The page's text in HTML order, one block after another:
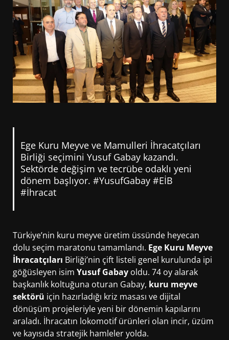
Ege Kuru Meyve ve Mamulleri İhracatçıları
Birliği seçimini Yusuf Gabay kazandı.
Sektörde değişim ve tecrübe odaklı yeni
dönem başlıyor. #YusufGabay #EİB
#İhracat
Türkiye’nin kuru meyve üretim üssünde heyecan
dolu seçim maratonu tamamlandı. Ege Kuru Meyve
İhracatçıları Birliği’nin çift listeli genel kurulunda ipi
göğüsleyen isim Yusuf Gabay oldu. 74 oy alarak
başkanlık koltuğuna oturan Gabay, kuru meyve
sektörü için hazırladığı kriz masası ve dijital
dönüşüm projeleriyle yeni bir dönemin kapılarını
araladı. İhracatın lokomotif ürünleri olan incir, üzüm
ve kayısıda stratejik hamleler yolda.